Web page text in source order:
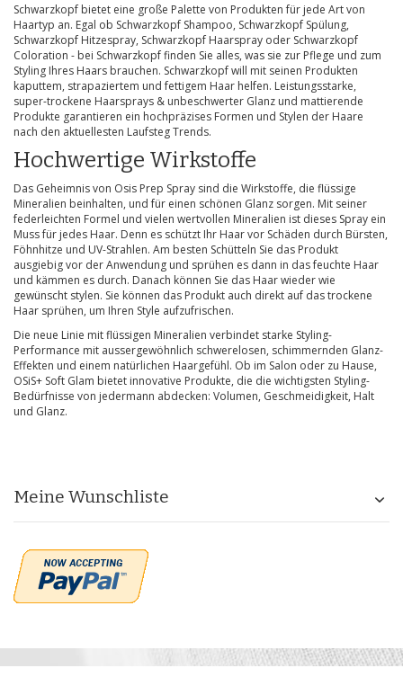
Schwarzkopf bietet eine große Palette von Produkten für jede Art von
Haartyp an. Egal ob Schwarzkopf Shampoo, Schwarzkopf Spülung,
Schwarzkopf Hitzespray, Schwarzkopf Haarspray oder Schwarzkopf
Coloration - bei Schwarzkopf finden Sie alles, was sie zur Pflege und zum
Styling Ihres Haars brauchen. Schwarzkopf will mit seinen Produkten
kaputtem, strapaziertem und fettigem Haar helfen. Leistungsstarke,
super-trockene Haarsprays & unbeschwerter Glanz und mattierende
Produkte garantieren ein hochpräzises Formen und Stylen der Haare
nach den aktuellesten Laufsteg Trends.
Hochwertige Wirkstoffe
Das Geheimnis von Osis Prep Spray sind die Wirkstoffe, die flüssige
Mineralien beinhalten, und für einen schönen Glanz sorgen. Mit seiner
federleichten Formel und vielen wertvollen Mineralien ist dieses Spray ein
Muss für jedes Haar. Denn es schützt Ihr Haar vor Schäden durch Bürsten,
Föhnhitze und UV-Strahlen. Am besten Schütteln Sie das Produkt
ausgiebig vor der Anwendung und sprühen es dann in das feuchte Haar
und kämmen es durch. Danach können Sie das Haar wieder wie
gewünscht stylen. Sie können das Produkt auch direkt auf das trockene
Haar sprühen, um Ihren Style aufzufrischen.
Die neue Linie mit flüssigen Mineralien verbindet starke Styling-
Performance mit aussergewöhnlich schwerelosen, schimmernden Glanz-
Effekten und einem natürlichen Haargefühl. Ob im Salon oder zu Hause,
OSiS+ Soft Glam bietet innovative Produkte, die die wichtigsten Styling-
Bedürfnisse von jedermann abdecken: Volumen, Geschmeidigkeit, Halt
und Glanz.
Meine Wunschliste